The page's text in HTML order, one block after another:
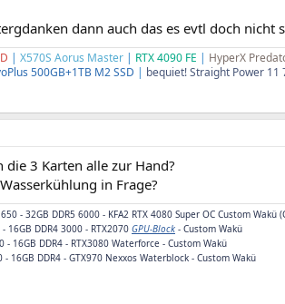
dann auch das es evtl doch nicht
| X570S Aorus Master | RTX 4090 FE | HyperX
500GB+1TB M2 SSD | bequiet! Straight Power 11
die 3 Karten alle zur Hand?
in Frage?
- 32GB DDR5 6000 - KFA2 RTX 4080 Super OC Custom Wakü
16GB DDR4 3000 - RTX2070 GPU-Block - Custom Wakü
- 16GB DDR4 - RTX3080 Waterforce - Custom Wakü
16GB DDR4 - GTX970 Nexxos Waterblock - Custom Wakü